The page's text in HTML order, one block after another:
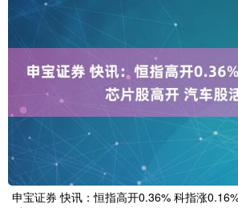
申宝证券 快讯：恒指高开0.36% 科指涨